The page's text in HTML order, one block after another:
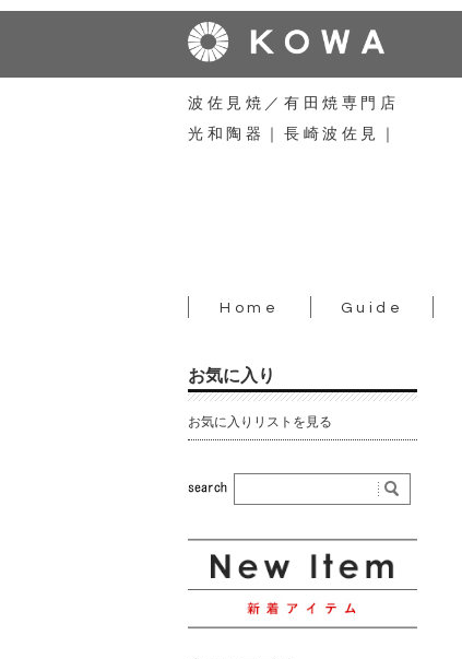
波佐見焼／有田焼専門店
光和陶器｜長崎波佐見｜
Home Guide
お気に入り
お気に入りリストを見る